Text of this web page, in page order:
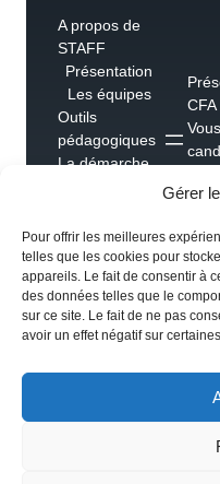
Gérer
Pour offrir les meilleures
telles que les cookies pour
appareils. Le fait de consentir à
des données telles que le
sur ce site. Le fait de ne pas
avoir un effet négatif sur
A propos de
STAFF
Présentation
Les équipes
Outils
pédagogiques
La démarche
partenaires &
réseaux
CFA